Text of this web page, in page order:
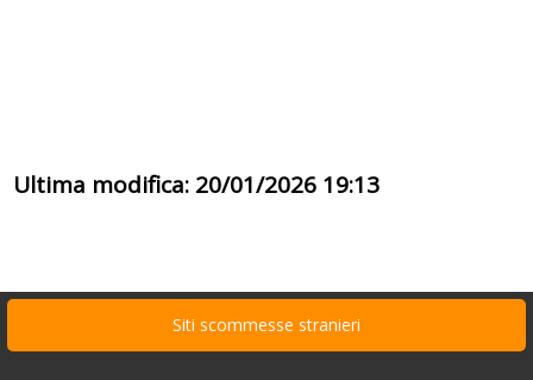
Ultima modifica: 20/01/2026 19:13
Siti scommesse stranieri